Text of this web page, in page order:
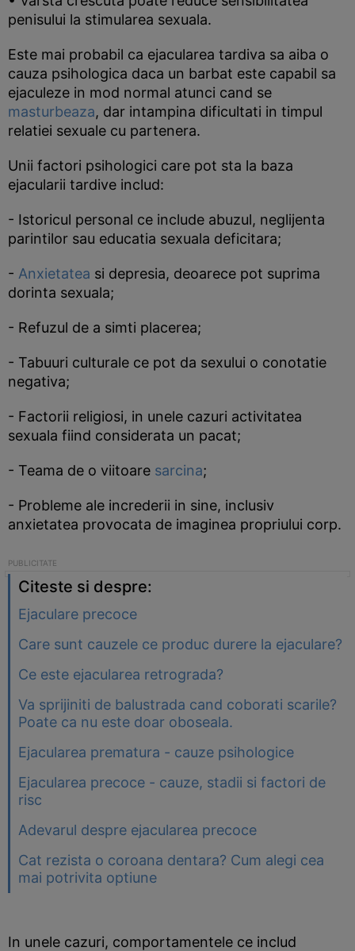
penisului la stimularea sexuala.
Este mai probabil ca ejacularea tardiva sa aiba o
cauza psihologica daca un barbat este capabil sa
ejaculeze in mod normal atunci cand se
masturbeaza, dar intampina dificultati in timpul
relatiei sexuale cu partenera.
Unii factori psihologici care pot sta la baza
ejacularii tardive includ:
- Istoricul personal ce include abuzul, neglijenta
parintilor sau educatia sexuala deficitara;
- Anxietatea si depresia, deoarece pot suprima
dorinta sexuala;
- Refuzul de a simti placerea;
- Tabuuri culturale ce pot da sexului o conotatie
negativa;
- Factorii religiosi, in unele cazuri activitatea
sexuala fiind considerata un pacat;
- Teama de o viitoare sarcina;
- Probleme ale increderii in sine, inclusiv
anxietatea provocata de imaginea propriului corp.
Citeste si despre:
Ejaculare precoce
Care sunt cauzele ce produc durere la ejaculare?
Ce este ejacularea retrograda?
Va sprijiniti de balustrada cand coborati scarile?
Poate ca nu este doar oboseala.
Ejacularea prematura - cauze psihologice
Ejacularea precoce - cauze, stadii si factori de
risc
Adevarul despre ejacularea precoce
Cat rezista o coroana dentara? Cum alegi cea
mai potrivita optiune
In unele cazuri, comportamentele ce includ